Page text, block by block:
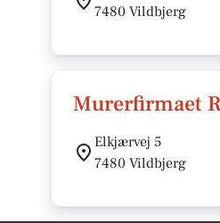
7480 Vildbjerg
Murerfirmaet
Elkjærvej 5
7480 Vildbjerg